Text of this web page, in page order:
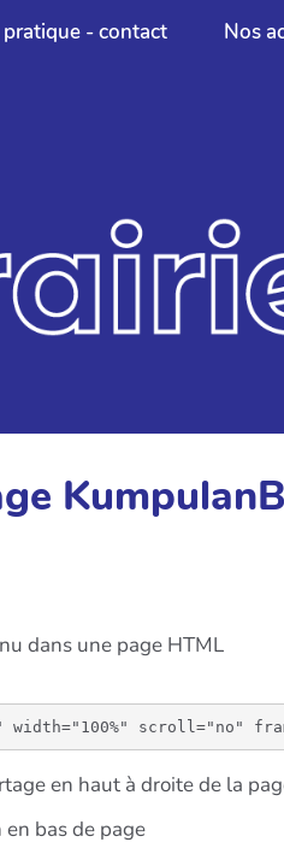
pratique - contact Nos
dans une page HTML
en haut à droite de la
bas de page